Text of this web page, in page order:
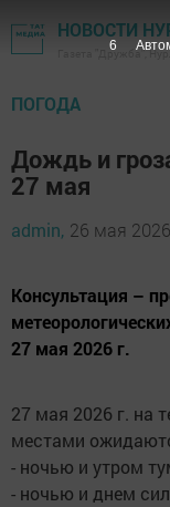
НОВОСТИ
Газета "Дружба",
ПОГОДА
Дождь и
27 мая
admin, 26 мая
Консультация –
27 мая 2026 г.
27 мая 2026 г. на
местами
- ночью и утром
- ночью и днем
5